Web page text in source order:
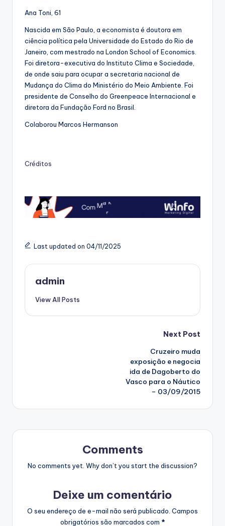
Ana Toni, 61
Nascida em São Paulo, a economista é doutora em
ciência política pela Universidade do Estado do Rio de
Janeiro, com mestrado na London School of Economics.
Foi diretora-executiva do Instituto Clima e Sociedade,
de onde saiu para ocupar a secretaria nacional de
Mudança do Clima do Ministério do Meio Ambiente. Foi
presidente de Conselho do Greenpeace Internacional e
diretora da Fundação Ford no Brasil.
Colaborou Marcos Hermanson
Créditos
Last updated on 04/11/2025
admin
View All Posts
Next Post
Cruzeiro muda
exposição e negocia
ida de Dagoberto do
Vasco para o Náutico
– 03/09/2015
Comments
No comments yet. Why don’t you start the discussion?
Deixe um comentário
O seu endereço de e-mail não será publicado. Campos
obrigatórios são marcados com *